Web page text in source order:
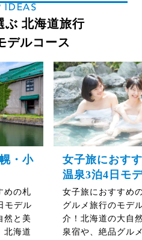
IDEAS
ぶ 北海道旅行
デルコース
・小
めの札
モデル
然と美
北海道
女子旅におす
温泉3泊4日モ
女子旅におすすめ
グルメ旅行のモデ
介！北海道の大自
泉宿や、絶品グル